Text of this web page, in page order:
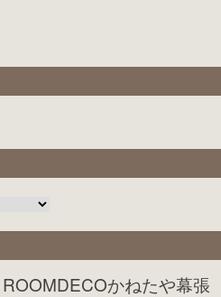
ROOMDECOかねたや幕張